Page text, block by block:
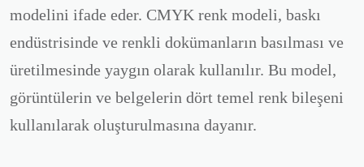
modelini ifade eder. CMYK renk modeli, baskı
endüstrisinde ve renkli dokümanların basılması ve
üretilmesinde yaygın olarak kullanılır. Bu model,
görüntülerin ve belgelerin dört temel renk bileşeni
kullanılarak oluşturulmasına dayanır.